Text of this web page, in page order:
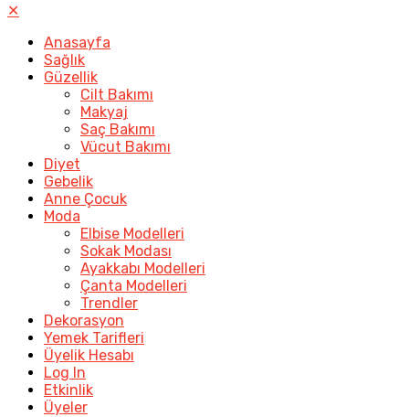
✕
Anasayfa
Sağlık
Güzellik
Cilt Bakımı
Makyaj
Saç Bakımı
Vücut Bakımı
Diyet
Gebelik
Anne Çocuk
Moda
Elbise Modelleri
Sokak Modası
Ayakkabı Modelleri
Çanta Modelleri
Trendler
Dekorasyon
Yemek Tarifleri
Üyelik Hesabı
Log In
Etkinlik
Üyeler